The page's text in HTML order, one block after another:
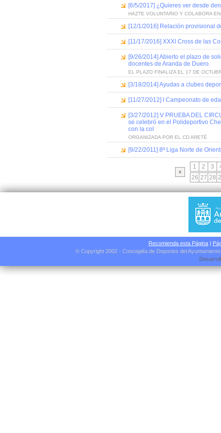
[6/5/2017] ¿Quieres ver desde
HAZTE VOLUNTARIO Y COLABORA
[12/1/2016] Relación provisional
[11/17/2016] XXXI Cross de las
[9/26/2014] Abierto el plazo de
docentes de Aranda de Duero.
EL PLAZO FINALIZA EL 17 DE
[3/18/2014] Ayudas a clubes
[11/27/2012] I Campeonato de
[3/27/2012] V PRUEBA DEL
se celebró en el Polideportivo
con la col
ORGANIZADA POR EL CD ARETÉ
[9/22/2011] 8ª Liga Norte de
1 2 3
26 27 28
Recomienda esta Página |
© Copyright 2002 - Concejalía de Deportes del